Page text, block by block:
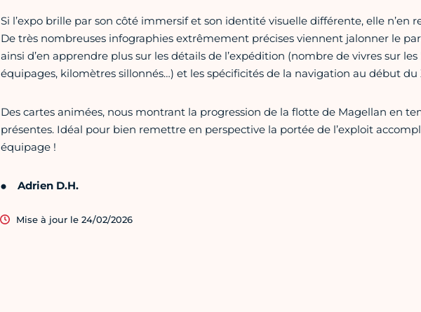
Si l’expo brille par son côté immersif et son identité visuelle différente, elle n’en
De très nombreuses infographies extrêmement précises viennent jalonner le
ainsi d’en apprendre plus sur les détails de l’expédition (nombre de vivres sur
équipages, kilomètres sillonnés…) et les spécificités de la navigation au début du
Des cartes animées, nous montrant la progression de la flotte de Magellan en
présentes. Idéal pour bien remettre en perspective la portée de l’exploit
équipage !
Adrien D.H.
Mise à jour le 24/02/2026